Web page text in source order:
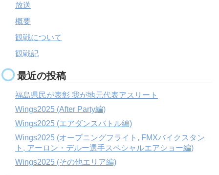
放送
概要
観戦について
観戦記
最近の投稿
福島県民が表彰 我が地元代表アスリート
Wings2025 (After Party編)
Wings2025 (エアダンスバトル編)
Wings2025 (オープニングフライト, FMXバイクスタン
ト, アーロン・デルー選手スペシャルエアショー編)
Wings2025 (その他エリア編)